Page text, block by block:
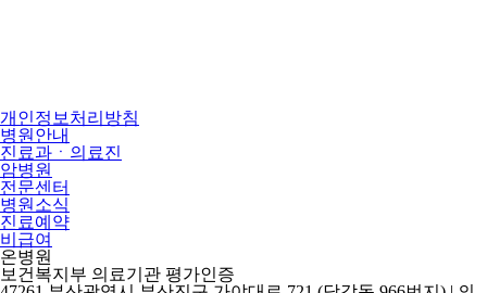
개인정보처리방침
병원안내
진료과ㆍ의료진
암병원
전문센터
병원소식
진료예약
비급여
온병원
보건복지부 의료기관 평가인증